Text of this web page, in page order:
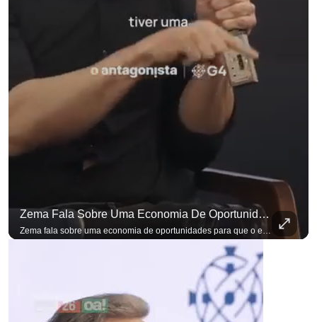
Zema Fala Sobre Uma Economia De Oportunidades Para O Empresário
Zema fala sobre uma economia de oportunidades para que o empresário brasileiro não precise sair do país para manter o crescimento do seu negócio. A primeira Sabatina Presidencial em que as perguntas não vieram de assessores, partidos ou jornalistas. Vieram de uma pesquisa com empresários brasileiros. Imposto, juro, custo de contratar. Cada candidato frente a frente com quem move a economia do país. Se você busca informação com credibilidade, inscreva-se agora e ative o